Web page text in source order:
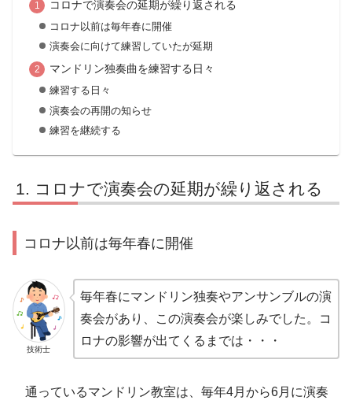
コロナで演奏会の延期が繰り返される
コロナ以前は毎年春に開催
演奏会に向けて練習していたが延期
マンドリン独奏曲を練習する日々
練習する日々
演奏会の再開の知らせ
練習を継続する
コロナで演奏会の延期が繰り返される
コロナ以前は毎年春に開催
技術士
毎年春にマンドリン独奏やアンサンブルの演
奏会があり、この演奏会が楽しみでした。コ
ロナの影響が出てくるまでは・・・
通っているマンドリン教室は、毎年4月から6月に演奏